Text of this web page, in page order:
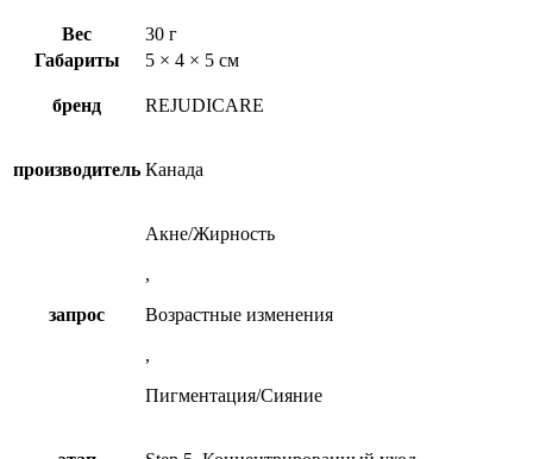
Вес
30 г
Габариты
5 × 4 × 5 см
бренд REJUDICARE
производитель Канада
запрос
Акне/Жирность
,
Возрастные изменения
,
Пигментация/Сияние